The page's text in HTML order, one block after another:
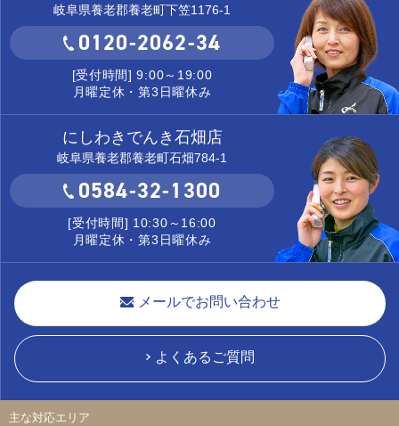
岐阜県養老郡養老町下笠1176-1
0120-2062-34
[受付時間] 9:00～19:00
月曜定休・第3日曜休み
にしわきでんき石畑店
岐阜県養老郡養老町石畑784-1
0584-32-1300
[受付時間] 10:30～16:00
月曜定休・第3日曜休み
メールでお問い合わせ
よくあるご質問
主な対応エリア